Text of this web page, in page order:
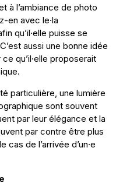
à l’ambiance de photo
en avec le·la
qu’il·elle puisse se
aussi une bonne idée
qu’il·elle proposerait
particulière, une lumière
sont souvent
par leur élégance et la
par contre être plus
de l’arrivée d’un·e